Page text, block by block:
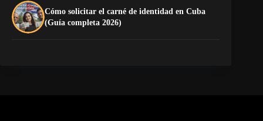
Cómo solicitar el carné de identidad en Cuba
(Guía completa 2026)